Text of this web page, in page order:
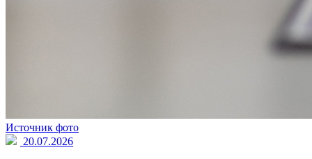
Источник фото
20.07.2026